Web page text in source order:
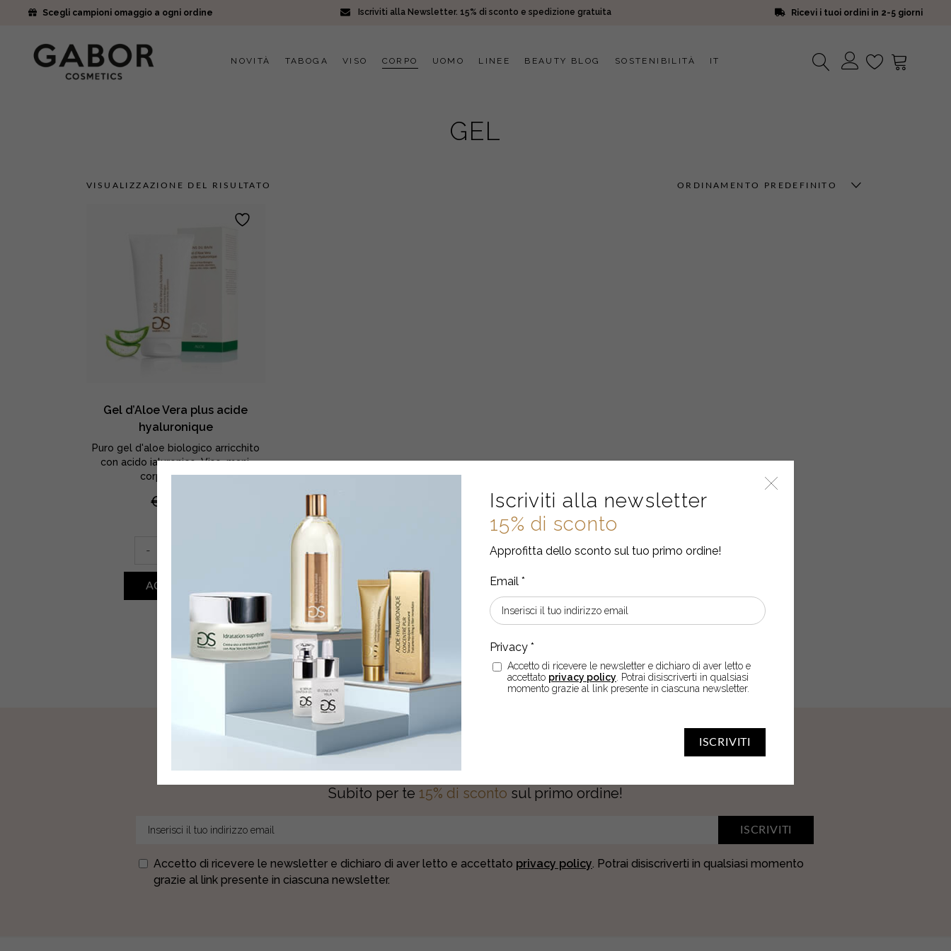
Iscriviti alla newsletter
15% di sconto
Approfitta dello sconto sul tuo primo ordine!
ISCRIVITI
Accetto di ricevere le newsletter e dichiaro di aver letto e
accettato privacy policy . Potrai disiscriverti in qualsiasi
momento grazie al link presente in ciascuna newsletter.
Scegli campioni omaggio a ogni ordine Iscriviti alla Newsletter. 15% di sconto e spedizione gratuita Ricevi i tuoi ordini in 2-5 giorni
NOVITÀ TABOGA VISO CORPO UOMO LINEE BEAUTY BLOG SOSTENIBILITÀ IT
GEL
VISUALIZZAZIONE DEL RISULTATO ORDINAMENTO PREDEFINITO
Gel d’Aloe Vera plus acide
hyaluronique
Puro gel d'aloe biologico arricchito
con acido ialuronico. Viso, mani,
corpo – 150 ml
€
Vera
plus
hyaluronique
-
ACQUISTA
ISCRIVITI ALLA NEWSLETTER
Subito per te 15% di sconto sul primo ordine!
ISCRIVITI
Accetto di ricevere le newsletter e dichiaro di aver letto e accettato privacy policy. Potrai disiscriverti in qualsiasi momento
grazie al link presente in ciascuna newsletter.